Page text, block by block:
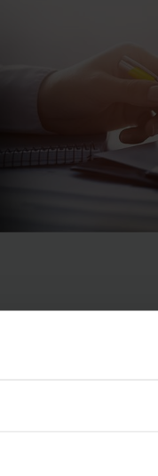
Szerviz